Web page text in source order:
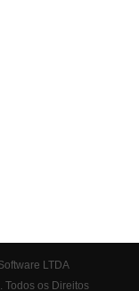
LTDA
Todos os Direitos